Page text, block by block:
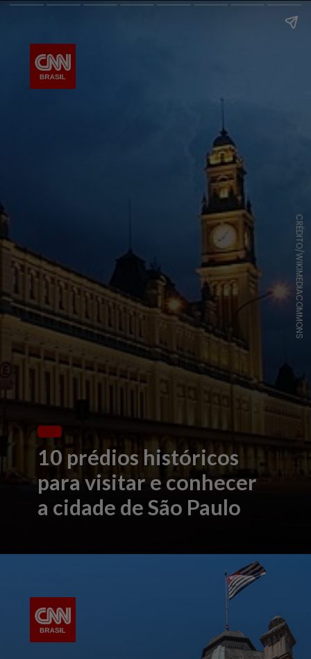
10 prédios históricos
para visitar e conhecer
a cidade de São Paulo
CRÉDITO/WIKIMEDIACOMMONS